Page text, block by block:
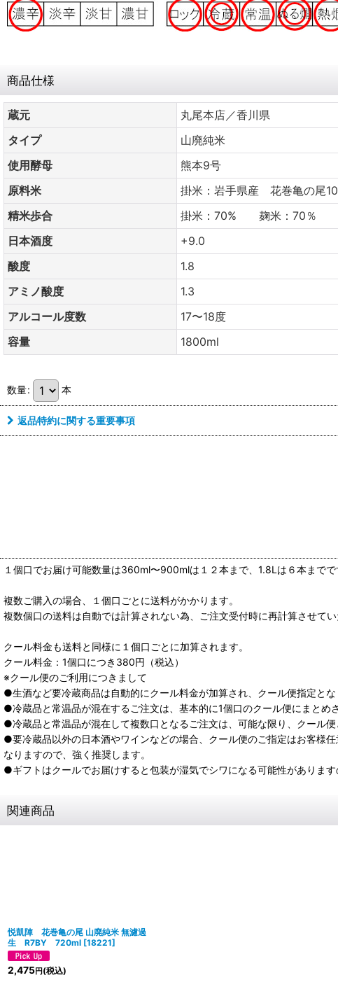
商品仕様
蔵元
丸尾本店／香川県
タイプ
山廃純米
使用酵母
熊本9号
原料米
掛米：岩手県産 花巻亀の尾
精米歩合
掛米：70% 麹米：70％
日本酒度
+9.0
酸度
1.8
アミノ酸度
1.3
アルコール度数
17〜18度
容量
1800ml
数量: 本
返品特約に関する重要事項
１個口でお届け可能数量は360ml〜900mlは１２本まで、1.8Lは６本までで
複数ご購入の場合、１個口ごとに送料がかかります。
複数個口の送料は自動では計算されない為、ご注文受付時に再計算させて
クール料金も送料と同様に１個口ごとに加算されます。
クール料金：1個口につき380円（税込）
※クール便のご利用につきまして
●生酒など要冷蔵商品は自動的にクール料金が加算され、クール便指定とな
●冷蔵品と常温品が混在するご注文は、基本的に1個口のクール便にまとめ
●冷蔵品と常温品が混在して複数口となるご注文は、可能な限り、クール
●要冷蔵品以外の日本酒やワインなどの場合、クール便のご指定はお客様
なりますので、強く推奨します。
●ギフトはクールでお届けすると包装が湿気でシワになる可能性があります
関連商品
悦凱陣 花巻亀の尾 山廃純米 無濾過
生 R7BY 720ml [18221]
2,475円 (税込)